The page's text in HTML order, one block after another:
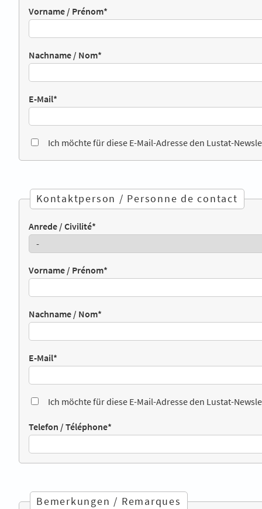
Vorname / Prénom*
Nachname / Nom*
E-Mail*
Ich möchte für diese E-Mail-Adresse den Lustat-
Kontaktperson / Personne de contact
Anrede / Civilité*
Vorname / Prénom*
Nachname / Nom*
E-Mail*
Ich möchte für diese E-Mail-Adresse den Lustat-
Telefon / Téléphone*
Bemerkungen / Remarques